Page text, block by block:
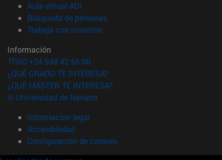
Aula virtual ADI
Búsqueda de personas(abre en nueva ventana)
Trabaja con nosotros(abre en nueva ventana)
Información
TFNO +34 948 42 56 00
¿QUÉ GRADO TE INTERESA?
¿QUÉ MÁSTER TE INTERESA?
© Universidad de Navarra
Información legal
Accesibilidad
Configuración de cookies